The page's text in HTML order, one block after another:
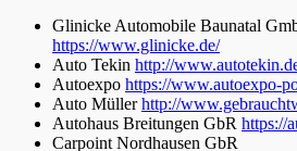
Glinicke Automobile Baunatal
https://www.glinicke.de/
Auto Tekin http://
Autoexpo https://www.autoexpo-
Auto Müllerhttp://
Autohaus Breitungen GbR https://
Carpoint Nordhausen GbR